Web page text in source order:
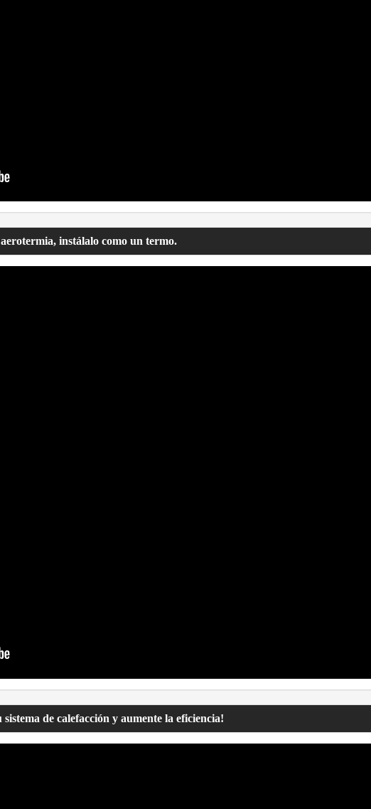
instálalo como un termo.
de calefacción y aumente la eficiencia!